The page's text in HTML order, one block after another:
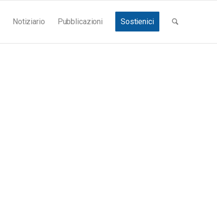
Notiziario Pubblicazioni Sostienici